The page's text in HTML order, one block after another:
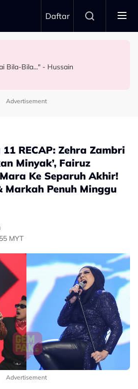
Daftar
Syasya Rizal Terkejut Dikenali
Bila-Bila..." - Hussain
Isu Hutang Syarikat Kepada
Belum Dapat Hak - “Saya Dah
Macam Tu...” – Zizan Simpan
Advertisement
RECAP: Zehra Zambri
Minyak’, Fairuz
Ke Separuh Akhir!
Markah Penuh Minggu
MYT
Advertisement